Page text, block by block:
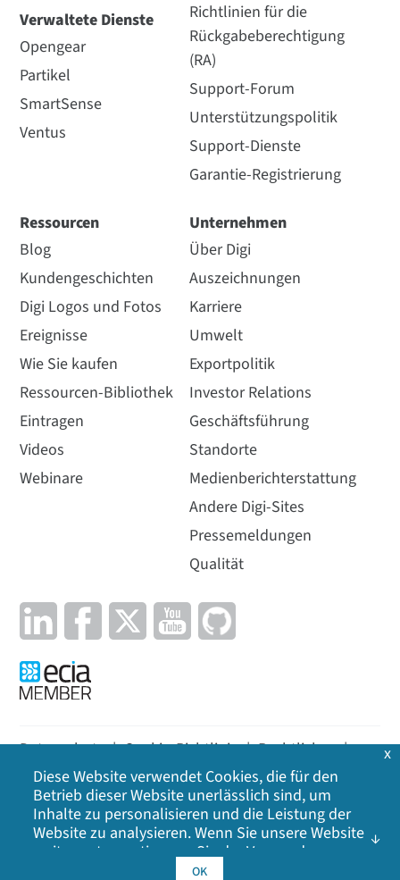
Verwaltete Dienste
Opengear
Partikel
SmartSense
Ventus
Richtlinien für die
Rückgabeberechtigung
(RA)
Support-Forum
Unterstützungspolitik
Support-Dienste
Garantie-Registrierung
Ressourcen
Blog
Kundengeschichten
Digi Logos und Fotos
Ereignisse
Wie Sie kaufen
Ressourcen-Bibliothek
Eintragen
Videos
Webinare
Unternehmen
Über Digi
Auszeichnungen
Karriere
Umwelt
Exportpolitik
Investor Relations
Geschäftsführung
Standorte
Medienberichterstattung
Andere Digi-Sites
Pressemeldungen
Qualität
Datenschutz | Cookie-Richtlinie | Rechtliches |
Lageplan
©2026Digi International Inc. Alle Rechte
vorbehalten.
Diese Website verwendet Cookies, die für den
Betrieb dieser Website unerlässlich sind, um
Inhalte zu personalisieren und die Leistung der
Website zu analysieren. Wenn Sie unsere Website
weiter nutzen, stimmen Sie der Verwendung
unserer Cookies zu. Klicken Sie auf OK, um Ihr
OK
x